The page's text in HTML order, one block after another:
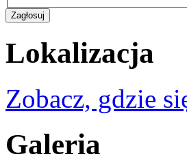
Lokalizacja
Zobacz, gdzie
Galeria